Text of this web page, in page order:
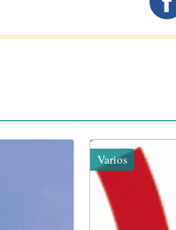
Varios